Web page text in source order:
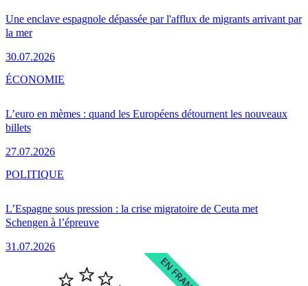
Une enclave espagnole dépassée par l'afflux de migrants arrivant par
la mer
30.07.2026
L’euro en mèmes : quand les Européens détournent les nouveaux
billets
27.07.2026
ÉCONOMIE
L’Espagne sous pression : la crise migratoire de Ceuta met
Schengen à l’épreuve
31.07.2026
POLITIQUE